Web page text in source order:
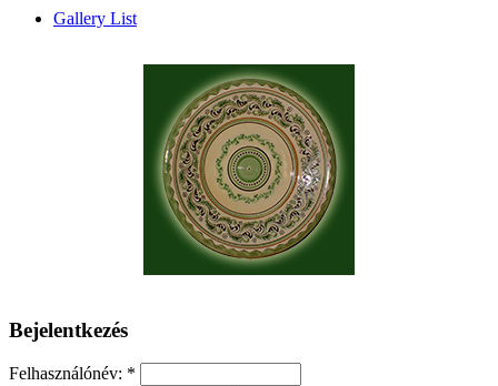
Gallery List
Bejelentkezés
Felhasználónév: *